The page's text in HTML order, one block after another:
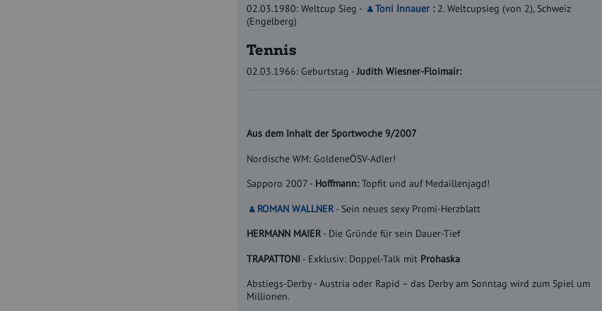
02.03.1980: Weltcup Sieg - Toni Innauer : 2. Weltcupsieg (von 2), Schweiz
(Engelberg)
Tennis
02.03.1966: Geburtstag -Judith Wiesner-Floimair:
Aus dem Inhalt der Sportwoche 9/2007
Nordische WM: GoldeneÖSV-Adler!
Sapporo 2007 - Hoffmann:Topfit und auf Medaillenjagd!
ROMAN WALLNER- Sein neues sexy Promi-Herzblatt
HERMANN MAIER- Die Gründe für sein Dauer-Tief
TRAPATTONI - Exklusiv: Doppel-Talk mit Prohaska
Abstiegs-Derby - Austria oder Rapid – das Derby am Sonntag wird zum Spiel um
Millionen.